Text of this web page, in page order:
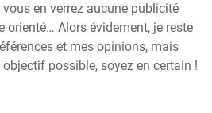
en verrez aucune publicité
orienté… Alors évidement, je reste
et mes opinions, mais
objectif possible, soyez en certain !